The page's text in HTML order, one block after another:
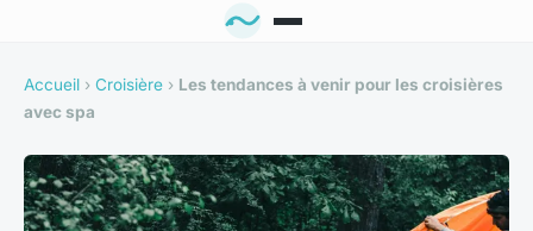
Accueil › Croisière › Les tendances à venir pour les croisières
avec spa